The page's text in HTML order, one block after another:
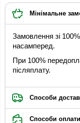
Мінімальне
Замовлення зі
насамперед.
При 100%
післяплату.
Способи
Способи оплати